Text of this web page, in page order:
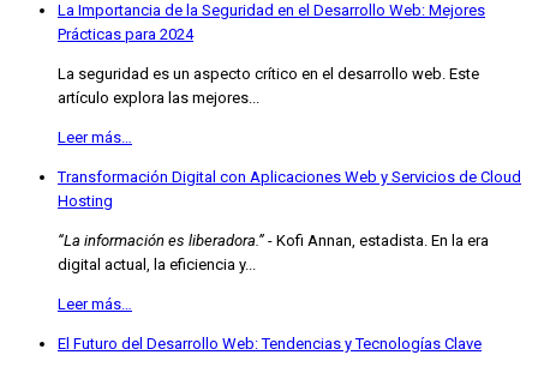
La Importancia de la Seguridad en el Desarrollo Web: Mejores
Prácticas para 2024
La seguridad es un aspecto crítico en el desarrollo web. Este
artículo explora las mejores...
Leer más…
Transformación Digital con Aplicaciones Web y Servicios de Cloud
Hosting
“La información es liberadora.” - Kofi Annan, estadista. En la era
digital actual, la eficiencia y...
Leer más…
El Futuro del Desarrollo Web: Tendencias y Tecnologías Clave